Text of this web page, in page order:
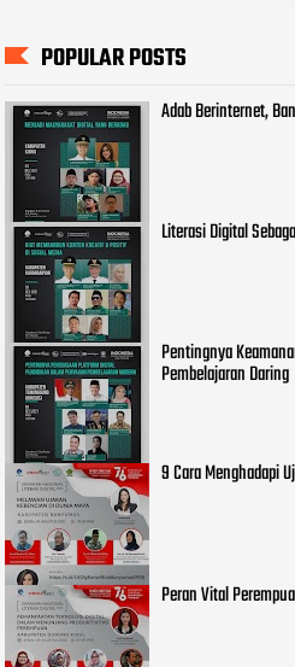
POPULAR POSTS
Adab Berinternet,
Literasi Digital
Pentingnya
Pembelajaran Daring
9 Cara Menghadapi
Peran Vital